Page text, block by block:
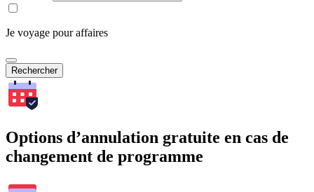
Je voyage pour affaires
Rechercher
Options d’annulation gratuite en cas de
changement de programme